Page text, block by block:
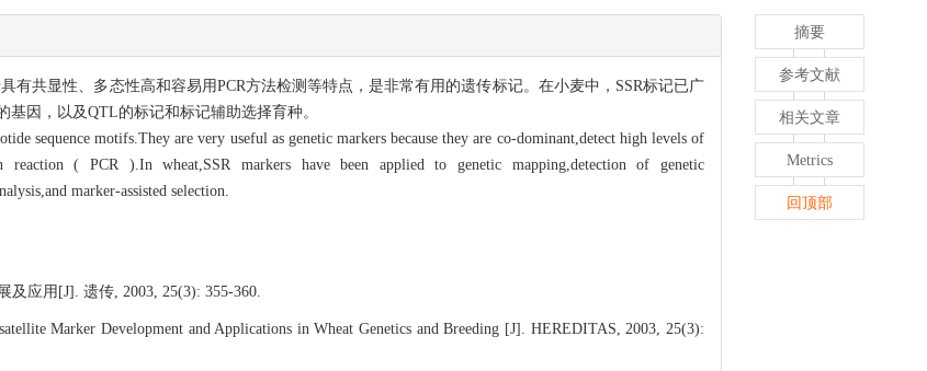
有共显性、多态性高和容易用PCR方法检测等特点，是非常有用的遗传标记。在小麦中，SSR标记已广
因，以及QTL的标记和标记辅助选择育种。
sequence motifs.They are very useful as genetic markers because they are co-dominant,detect high levels of
reaction ( PCR ).In wheat,SSR markers have been applied to genetic mapping,detection of genetic
marker-assisted selection.
应用[J]. 遗传, 2003, 25(3): 355-360.
Marker Development and Applications in Wheat Genetics and Breeding [J]. HEREDITAS, 2003, 25(3):
摘要
参考文献
相关文章
Metrics
回顶部